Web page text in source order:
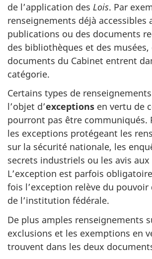
de l’application des Lois. Par
renseignements déjà accessibles
publications ou des documents
des bibliothèques et des musées,
documents du Cabinet entrent
catégorie.
Certains types de
l’objet d’exceptions en vertu de
pourront pas être communiqués.
les exceptions protégeant les
sur la sécurité nationale, les
secrets industriels ou les avis
L’exception est parfois
fois l’exception relève du
de l’institution fédérale.
De plus amples renseignements
exclusions et les exemptions en
trouvent dans les deux